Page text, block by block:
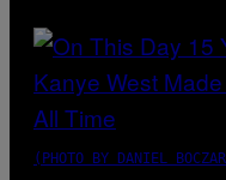
(PHOTO BY DANIEL